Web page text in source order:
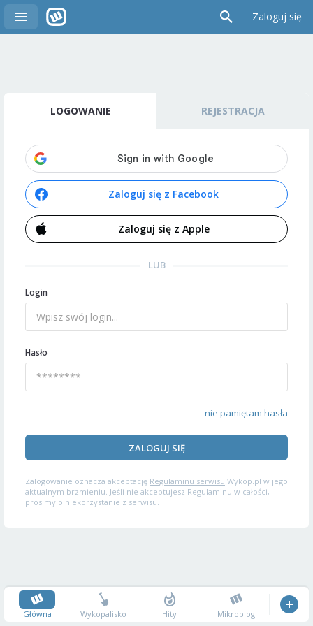
Zaloguj się
LOGOWANIE REJESTRACJA
Zaloguj się z Facebook
Zaloguj się z Apple
LUB
Login
Hasło
nie pamiętam hasła
ZALOGUJ SIĘ
Zalogowanie oznacza akceptację Regulaminu serwisu Wykop.pl w jego
aktualnym brzmieniu. Jeśli nie akceptujesz Regulaminu w całości,
prosimy o niekorzystanie z serwisu.
Główna Wykopalisko Hity Mikroblog